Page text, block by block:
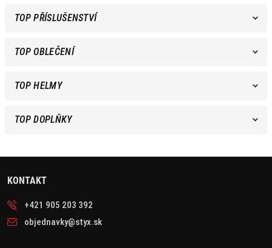
TOP PŘÍSLUŠENSTVÍ
TOP OBLEČENÍ
TOP HELMY
TOP DOPLŇKY
KONTAKT
+421 905 203 392
objednavky@styx.sk